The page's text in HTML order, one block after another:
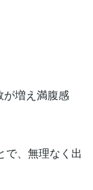
が増え満腹感
で、無理なく出